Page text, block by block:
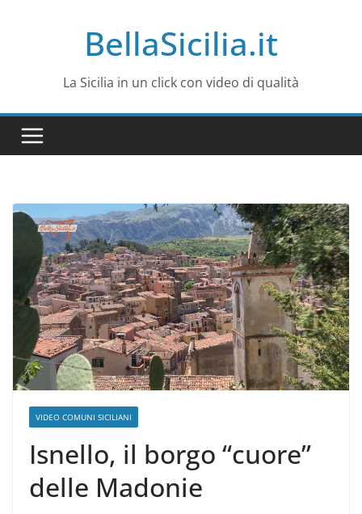
BellaSicilia.it
La Sicilia in un click con video di qualità
VIDEO COMUNI SICILIANI
Isnello, il borgo “cuore”
delle Madonie